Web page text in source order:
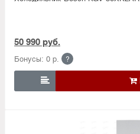
50 990 руб.
Бонусы: 0 р. ?
